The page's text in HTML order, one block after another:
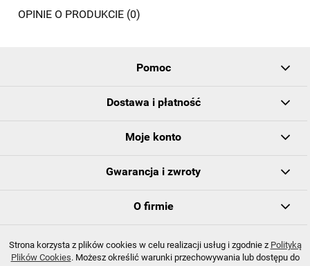
Strona korzysta z plików cookies w celu realizacji usług i zgodnie z Polityką
Plików Cookies. Możesz określić warunki przechowywania lub dostępu do
OPINIE O PRODUKCIE (0)
Pomoc
Dostawa i płatność
Moje konto
Gwarancja i zwroty
O firmie
© 2022 PRINCE